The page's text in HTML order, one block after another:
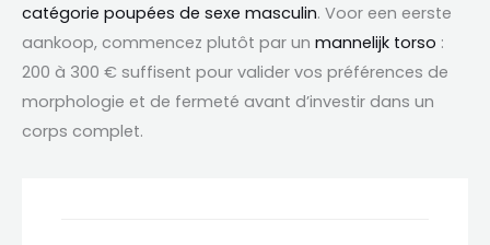
catégorie poupées de sexe masculin. Voor een eerste
aankoop, commencez plutôt par un mannelijk torso :
200 à 300 € suffisent pour valider vos préférences de
morphologie et de fermeté avant d’investir dans un
corps complet.